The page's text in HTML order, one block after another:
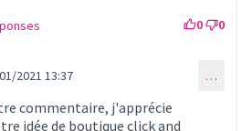
0 0
au commentaire 235)
2021 13:37 …
commentaire, j'apprécie
idée de boutique click and